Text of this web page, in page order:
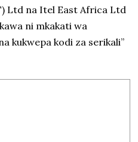
Ltd na Itel East Africa Ltd
ni mkakati wa
kukwepa kodi za serikali”